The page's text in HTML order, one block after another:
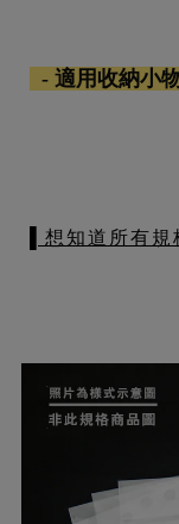
- 適用收納小
▌想知道所有規